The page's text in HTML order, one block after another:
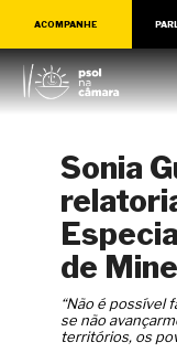
ACOMPANHE
Sonia
de
“Não é possível
se não
territórios, os